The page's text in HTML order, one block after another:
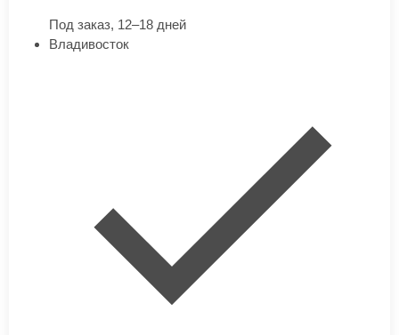
Под заказ, 12–18 дней
Владивосток